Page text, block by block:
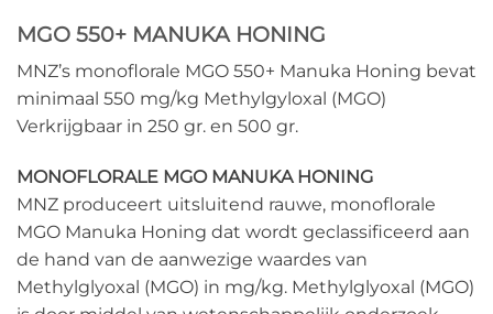
MGO 550+ MANUKA HONING
MNZ’s monoflorale MGO 550+ Manuka Honing bevat
minimaal 550 mg/kg Methylgyloxal (MGO)
Verkrijgbaar in 250 gr. en 500 gr.
MONOFLORALE MGO MANUKA HONING
MNZ produceert uitsluitend rauwe, monoflorale
MGO Manuka Honing dat wordt geclassificeerd aan
de hand van de aanwezige waardes van
Methylglyoxal (MGO) in mg/kg. Methylglyoxal (MGO)